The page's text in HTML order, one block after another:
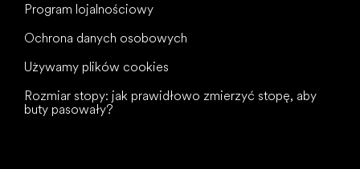
Program lojalnościowy
Ochrona danych osobowych
Używamy plików cookies
Rozmiar stopy: jak prawidłowo zmierzyć stopę, aby
buty pasowały?